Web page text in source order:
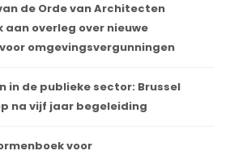
de Orde van Architecten
overleg over nieuwe
omgevingsvergunningen
in de publieke sector: Brussel
na vijf jaar begeleiding
voor